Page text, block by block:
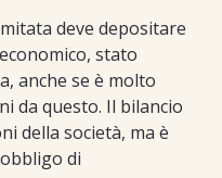
deve depositare
stato
anche se è molto
da questo. Il bilancio
della società, ma è
di